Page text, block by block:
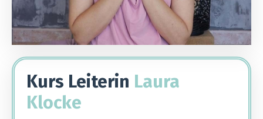
Kurs Leiterin Laura
Klocke